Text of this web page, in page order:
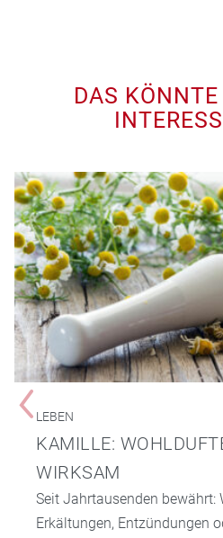
DAS
LEBEN
KAMILLE:
WIRKSAM
Seit Jahrtausenden bewährt:
Erkältungen, Entzündungen